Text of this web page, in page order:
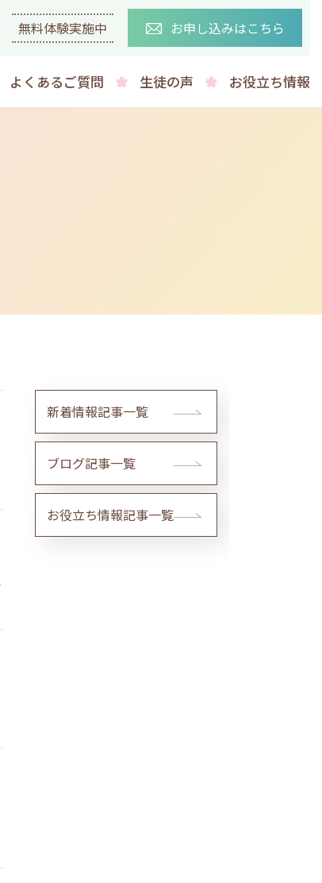
よくあるご質問 生徒の声 お役立ち情報
無料体験実施中 お申し込みはこちら
新着情報記事一覧
ブログ記事一覧
お役立ち情報記事一覧